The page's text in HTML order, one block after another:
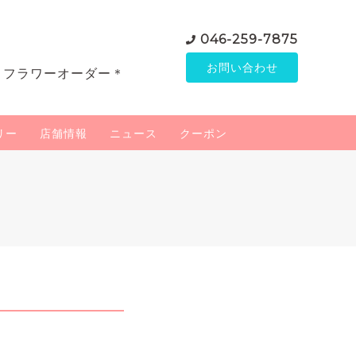
ラワーオーダー＊
046-259-7875
お問い合わせ
ー 店舗情報 ニュース クーポン